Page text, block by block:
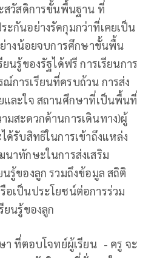
สวัสดิการขั้นพื้นฐาน ที่
กันอย่างรัดกุมกว่าที่เคยเป็น
างน้อยจบการศึกษาขั้นพื้น
นรู้ของรัฐได้ฟรี การเรียนการ
ารเรียนที่ครบถ้วน การส่ง
และใจ สถานศึกษาที่เป็นพื้นที่
มสะดวกด้านการเดินทาง)ผู้
ด้รับสิทธิในการเข้าถึงแหล่ง
าทักษะในการส่งเสริม
รู้ของลูก รวมถึงข้อมูล สถิติ
อเป็นประโยชน์ต่อการร่วม
ยนรู้ของลูก
า ที่ตอบโจทย์ผู้เรียน - ครู จะ